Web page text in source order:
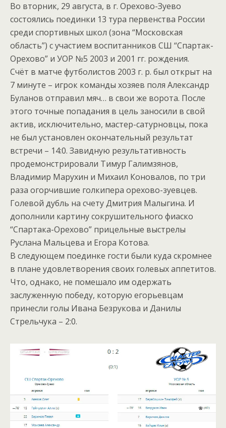
Во вторник, 29 августа, в г. Орехово-Зуево
состоялись поединки 13 тура первенства России
среди спортивных школ (зона “Московская
область”) с участием воспитанников СШ “Спартак-
Орехово” и УОР №5 2003 и 2001 гг. рождения.
Счёт в матче футболистов 2003 г. р. был открыт на
7 минуте – игрок команды хозяев поля Александр
Буланов отправил мяч… в свои же ворота. После
этого точные попадания в цель заносили в свой
актив, исключительно, мастер-сатурновцы, пока
не был установлен окончательный результат
встречи – 14:0. Завидную результативность
продемонстрировали Тимур Галимзянов,
Владимир Марухин и Михаил Коновалов, по три
раза огорчившие голкипера орехово-зуевцев.
Голевой дубль на счету Дмитрия Малыгина. И
дополнили картину сокрушительного фиаско
“Спартака-Орехово” прицельные выстрелы
Руслана Мальцева и Егора Котова.
В следующем поединке гости были куда скромнее
в плане удовлетворения своих голевых аппетитов.
Что, однако, не помешало им одержать
заслуженную победу, которую егорьевцам
принесли голы Ивана Безрукова и Данилы
Стрельчука – 2:0.